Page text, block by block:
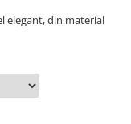
elegant, din material